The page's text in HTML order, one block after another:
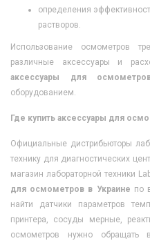
определения
растворов.
Использование осмометров
различные аксессуары и
аксессуары для
оборудованием.
Где купить аксессуары для
Официальные дистрибьюторы
технику для диагностических
магазин лабораторной техники
для осмометров в Украине по
найти датчики параметров
принтера, сосуды мерные,
осмометров нужно обращать